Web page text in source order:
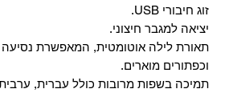
זוג חיבורי USB.
יציאה למגבר חיצוני.
תאורת לילה אוטומטית, המאפשרת
וכפתורים מוארים.
תמיכה בשפות מרובות כולל עברית,